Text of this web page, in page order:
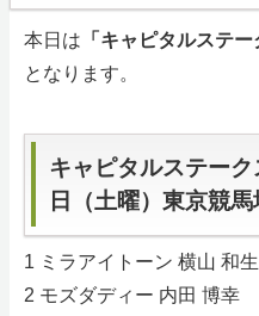
ホーム
サイトマップ
本日は 「キャピタルステー
となります。
キャピタルステー
日（土曜）東京競
1 ミラアイトーン 横山 和生
2 モズダディー 内田 博幸